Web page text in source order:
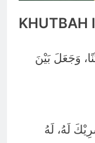
KHUTBAH I
وَجَعَلَ بَيْنَ
لَهُ، لَهُ